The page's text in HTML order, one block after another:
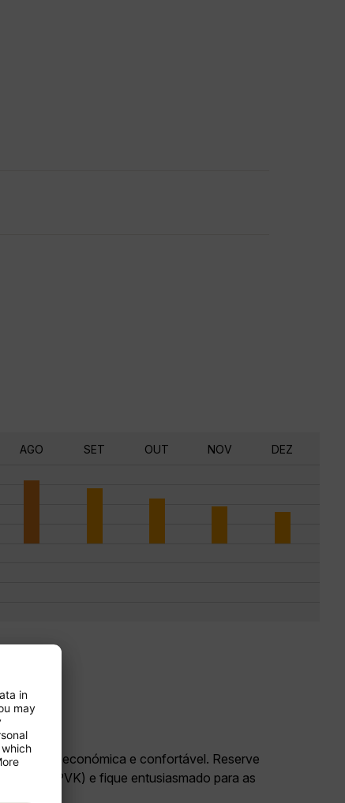
AGO SET OUT NOV DEZ
de forma económica e confortável. Reserve
Lefkas (PVK) e fique entusiasmado para as